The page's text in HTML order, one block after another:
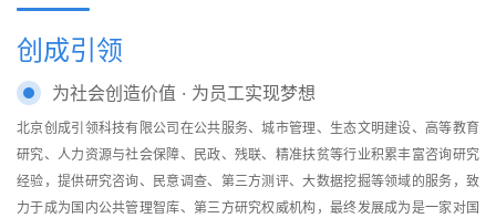
创成引领
为社会创造价值 · 为员工实现梦想
北京创成引领科技有限公司在公共服务、城市管理、生态文明建设、高等教育
研究、人力资源与社会保障、民政、残联、精准扶贫等行业积累丰富咨询研究
经验，提供研究咨询、民意调查、第三方测评、大数据挖掘等领域的服务，致
力于成为国内公共管理智库、第三方研究权威机构，最终发展成为是一家对国